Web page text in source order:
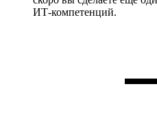
ИТ-компетенций.